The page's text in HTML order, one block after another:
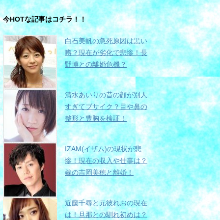
今HOTな記事はコチラ！！
白石美帆の急死原因は黒い
噂？現在が劣化で悲惨！長
野博との離婚危機？
清水あいりの昔の顔が別人
すぎてブサイク？目や鼻の
整形と豊胸を検証！
IZAM(イザム)の現状が悲
惨！現在の収入や仕事は？
嫁の吉岡美穂と離婚！
近藤千尋と元彼れおの現在
は！旦那との馴れ初めは？